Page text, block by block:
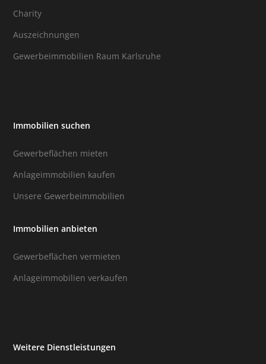
Charity
Auszeichnungen
Gewerbeimmobilien Raum Karlsruhe
Immobilien suchen
Gewerbeflächen mieten
Anlageimmobilien kaufen
Unsere Gewerbeimmobilien
Immobilien anbieten
Gewerbeflächen vermieten
Anlageimmobilien verkaufen
Weitere Dienstleistungen